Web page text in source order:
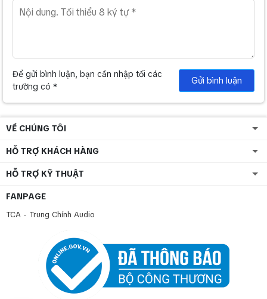
Để gửi bình luận, bạn cần nhập tối các
trường có *
Gửi bình luận
VỀ CHÚNG TÔI
HỖ TRỢ KHÁCH HÀNG
HỖ TRỢ KỸ THUẬT
FANPAGE
TCA - Trung Chính Audio